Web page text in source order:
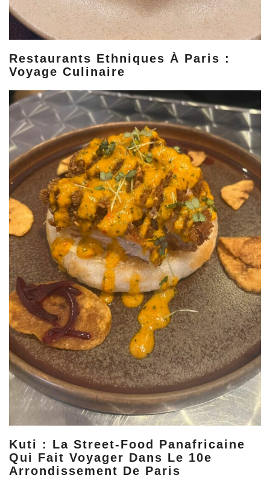
Restaurants Ethniques À Paris :
Voyage Culinaire
Kuti : La Street-Food Panafricaine
Qui Fait Voyager Dans Le 10e
Arrondissement De Paris